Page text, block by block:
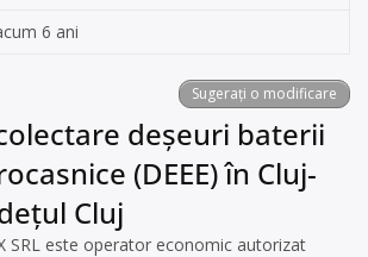
6 ani
Sugerați o modificare
deșeuri baterii
(DEEE) în Cluj-
Cluj
SRL este operator economic autorizat